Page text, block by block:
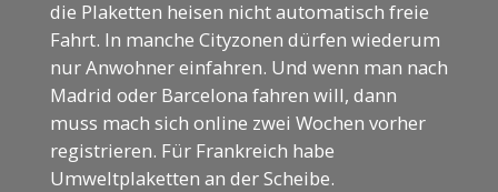
die Plaketten heisen nicht automatisch freie
Fahrt. In manche Cityzonen dürfen wiederum
nur Anwohner einfahren. Und wenn man nach
Madrid oder Barcelona fahren will, dann
muss mach sich online zwei Wochen vorher
registrieren. Für Frankreich habe
Umweltplaketten an der Scheibe.